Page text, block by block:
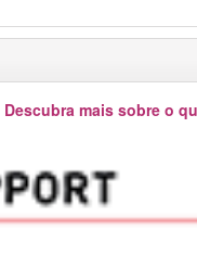
Descubra mais sobre o